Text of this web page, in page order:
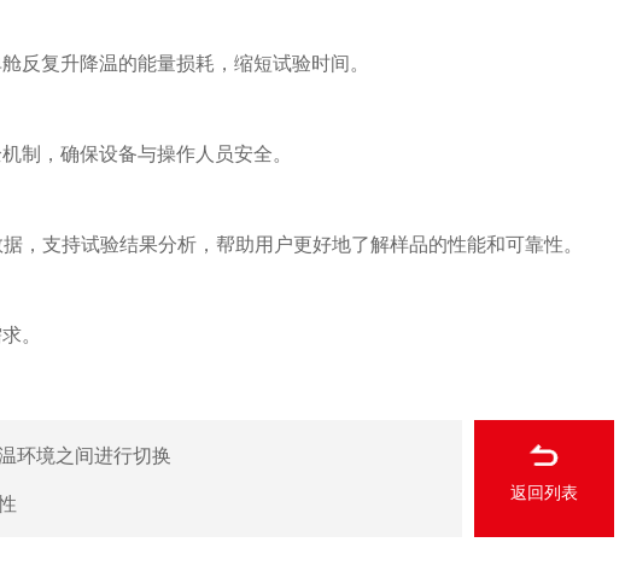
复升降温的能量损耗，缩短试验时间。
，确保设备与操作人员安全。
支持试验结果分析，帮助用户更好地了解样品的性能和可靠性。
。
环境之间进行切换
返回列表